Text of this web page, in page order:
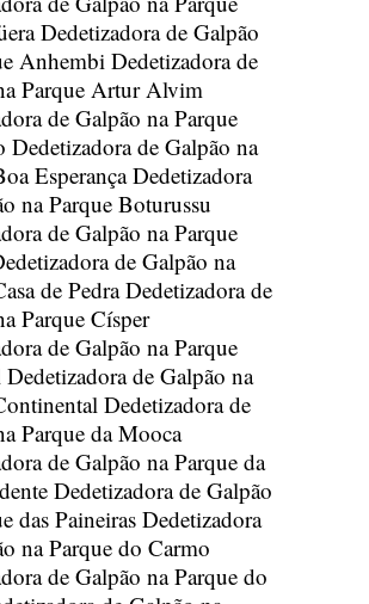
Dedetizadora de Galpão
Anhembi Dedetizadora de
Parque Artur Alvim
de Galpão na Parque
Dedetizadora de Galpão na
EsperançaDedetizadora
na Parque Boturussu
de Galpão na Parque
de Galpão na
de PedraDedetizadora de
Parque Císper
de Galpão na Parque
Dedetizadora de Galpão na
Dedetizadora de
Parque da Mooca
de Galpão na Parque da
Dedetizadora de Galpão
das Paineiras Dedetizadora
na Parque do Carmo
de Galpão na Parque do